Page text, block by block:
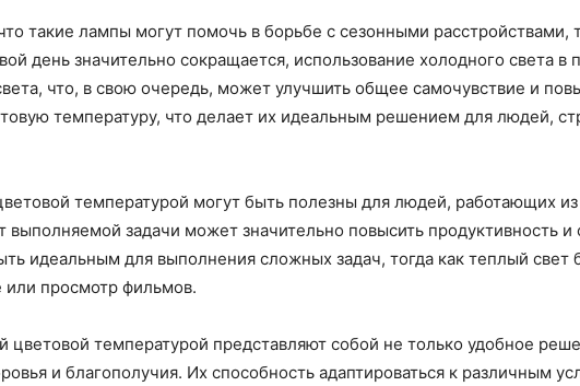
такие лампы могут помочь в борьбе с сезонными расстройствами,
день значительно сокращается, использование холодного света
что, в свою очередь, может улучшить общее самочувствие и
температуру, что делает их идеальным решением для людей,
температурой могут быть полезны для людей, работающих
выполняемой задачи может значительно повысить продуктивность и
идеальным для выполнения сложных задач, тогда как теплый свет
или просмотр фильмов.
температурой представляют собой не только удобное
и благополучия. Их способность адаптироваться к различным